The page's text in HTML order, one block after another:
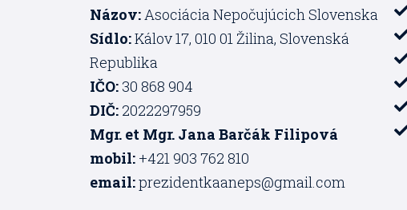
Názov:Asociácia Nepočujúcich Slovenska
Sídlo:Kálov 17, 010 01 Žilina, Slovenská
Republika
IČO: 30 868 904
DIČ: 2022297959
Mgr. et Mgr. Jana Barčák Filipová
mobil: +421 903 762 810
email:prezidentkaaneps@gmail.com